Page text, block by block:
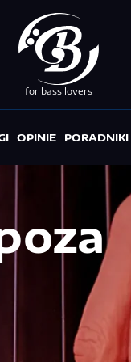
for bass lovers
OPINIE PORADNIKI